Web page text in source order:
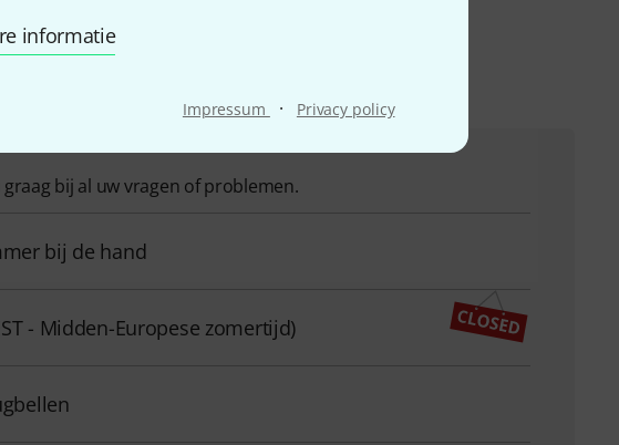
informatie
Impressum · Privacy policy
bij al uw vragen of problemen.
bij de hand
- Midden-Europese zomertijd)